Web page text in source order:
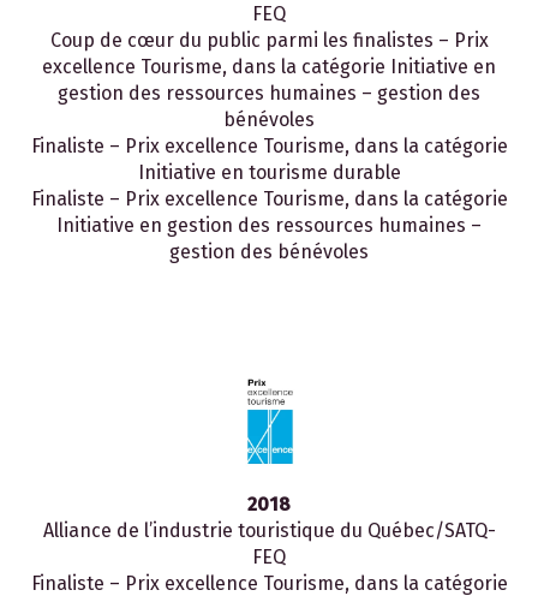
FEQ
Coup de cœur du public parmi les finalistes – Prix
excellence Tourisme, dans la catégorie Initiative en
gestion des ressources humaines – gestion des
bénévoles
Finaliste – Prix excellence Tourisme, dans la catégorie
Initiative en tourisme durable
Finaliste – Prix excellence Tourisme, dans la catégorie
Initiative en gestion des ressources humaines –
gestion des bénévoles
2018
Alliance de l’industrie touristique du Québec/SATQ-
FEQ
Finaliste – Prix excellence Tourisme, dans la catégorie